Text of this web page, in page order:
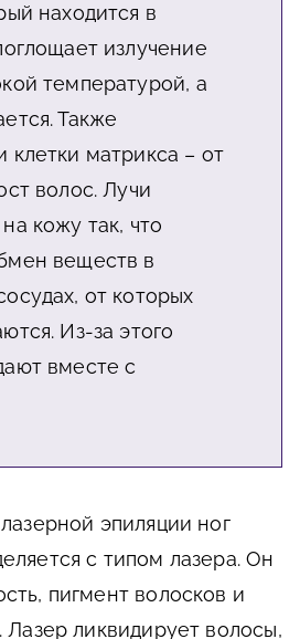
находится в
излучение
температурой, а
Также
клетки матрикса – от
волос. Лучи
кожу так, что
веществ в
от которых
Из-за этого
вместе с
эпиляции ног
с типом лазера. Он
пигмент волосков и
Лазер ликвидирует волосы,